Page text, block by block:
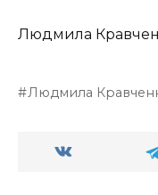
Людмила
Людмила